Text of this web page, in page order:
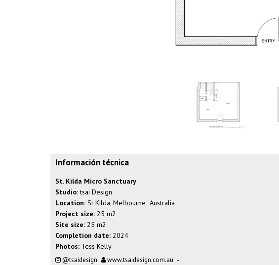
Información técnica
St. Kilda Micro Sanctuary
Studio:tsai Design
Location: St Kilda, Melbourne; Australia
Project size: 25 m2
Site size: 25 m2
Completion date: 2024
Photos: Tess Kelly
@tsaidesign www.tsaidesign.com.au -